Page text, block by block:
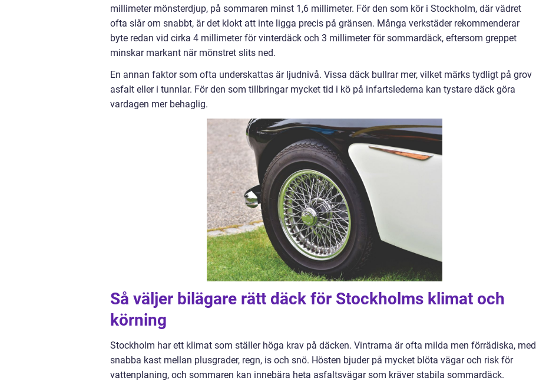
millimeter mönsterdjup, på sommaren minst 1,6 millimeter. För den som kör i Stockholm, där vädret
ofta slår om snabbt, är det klokt att inte ligga precis på gränsen. Många verkstäder rekommenderar
byte redan vid cirka 4 millimeter för vinterdäck och 3 millimeter för sommardäck, eftersom greppet
minskar markant när mönstret slits ned.
En annan faktor som ofta underskattas är ljudnivå. Vissa däck bullrar mer, vilket märks tydligt på grov
asfalt eller i tunnlar. För den som tillbringar mycket tid i kö på infartslederna kan tystare däck göra
vardagen mer behaglig.
Så väljer bilägare rätt däck för Stockholms klimat och
körning
Stockholm har ett klimat som ställer höga krav på däcken. Vintrarna är ofta milda men förrädiska, med
snabba kast mellan plusgrader, regn, is och snö. Hösten bjuder på mycket blöta vägar och risk för
vattenplaning, och sommaren kan innebära heta asfaltsvägar som kräver stabila sommardäck.